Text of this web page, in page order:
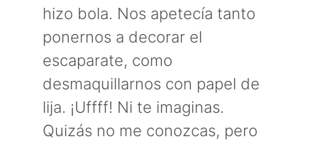
hizo bola. Nos apetecía tanto
ponernos a decorar el
escaparate, como
desmaquillarnos con papel de
lija. ¡Uffff! Ni te imaginas.
Quizás no me conozcas, pero